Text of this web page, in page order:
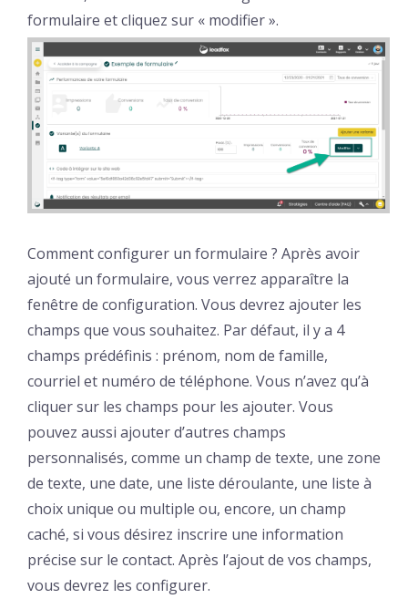
formulaire et cliquez sur « modifier ».
Comment configurer un formulaire ? Après avoir
ajouté un formulaire, vous verrez apparaître la
fenêtre de configuration. Vous devrez ajouter les
champs que vous souhaitez. Par défaut, il y a 4
champs prédéfinis : prénom, nom de famille,
courriel et numéro de téléphone. Vous n’avez qu’à
cliquer sur les champs pour les ajouter. Vous
pouvez aussi ajouter d’autres champs
personnalisés, comme un champ de texte, une zone
de texte, une date, une liste déroulante, une liste à
choix unique ou multiple ou, encore, un champ
caché, si vous désirez inscrire une information
précise sur le contact. Après l’ajout de vos champs,
vous devrez les configurer.